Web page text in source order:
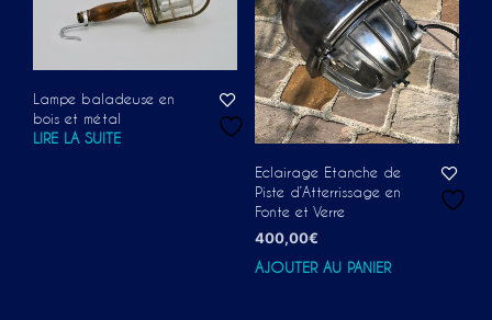
Lampe baladeuse en
bois et métal
LIRE LA SUITE
Eclairage Etanche de
Piste d’Atterrissage en
Fonte et Verre
400,00€
AJOUTER AU PANIER